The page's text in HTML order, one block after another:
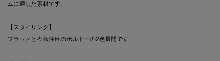
ムに適した素材です。
【スタイリング】
ブラックと今秋注目のボルドーの2色展開です。